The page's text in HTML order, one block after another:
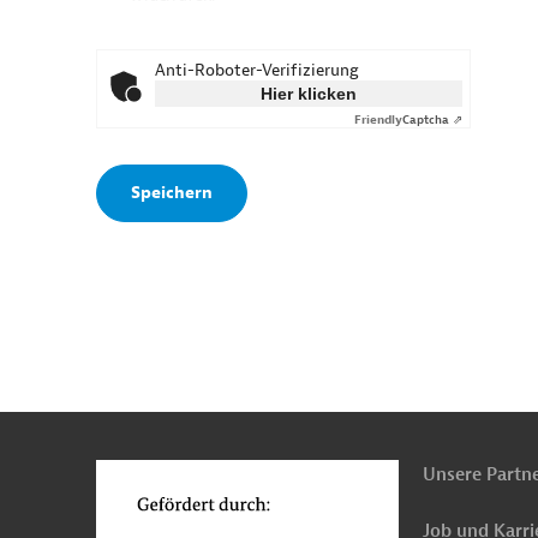
Anti-Roboter-Verifizierung
Hier klicken
FriendlyCaptcha ⇗
Unsere
Job und